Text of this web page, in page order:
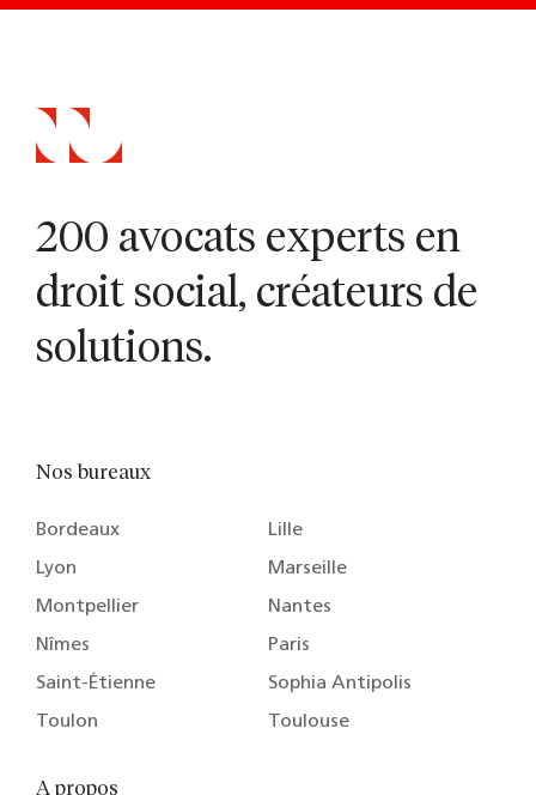
200 avocats experts en
droit social, créateurs de
solutions.
Nos bureaux
Bordeaux
Lille
Lyon
Marseille
Montpellier
Nantes
Nîmes
Paris
Saint-Étienne
Sophia Antipolis
Toulon
Toulouse
A propos